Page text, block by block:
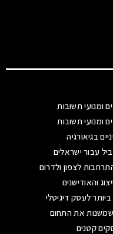
בגיאורגיה
עבור ישראלים
לצפון ולדרום
והאודישנים
לעסק דיגיטלי
שמשנות את התחום
קטנים